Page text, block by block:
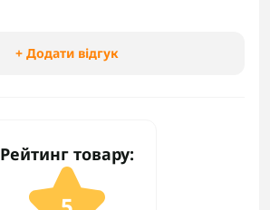
+ Додати відгук
Рейтинг товару: